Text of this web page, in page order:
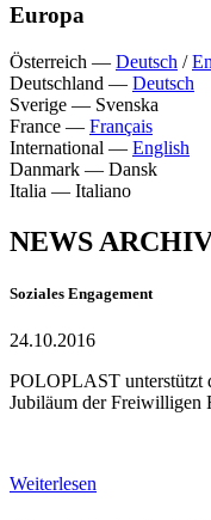
Europa
Österreich — Deutsch /
Deutschland — Deutsch
Sverige — Svenska
France — Français
International — English
Danmark — Dansk
Italia — Italiano
NEWS
Soziales Engagement
24.10.2016
POLOPLAST unterstützt
Jubiläum der Freiwilligen
Weiterlesen